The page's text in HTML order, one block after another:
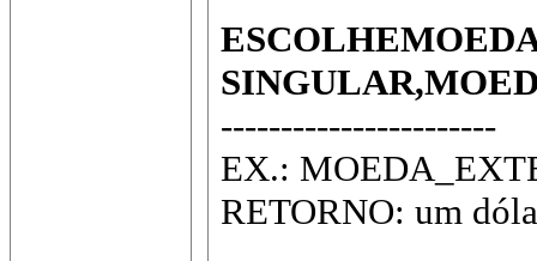
-----------------------
EX.:
RETORNO: um